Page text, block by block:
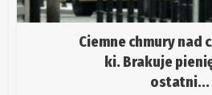
Ciemne chmury nad
ki. Brakuje
ostatni...